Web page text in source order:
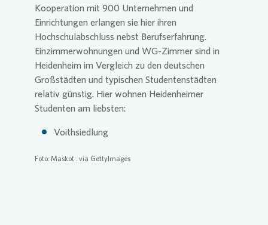
Kooperation mit 900 Unternehmen und
Einrichtungen erlangen sie hier ihren
Hochschulabschluss nebst Berufserfahrung.
Einzimmerwohnungen und WG-Zimmer sind in
Heidenheim im Vergleich zu den deutschen
Großstädten und typischen Studentenstädten
relativ günstig. Hier wohnen Heidenheimer
Studenten am liebsten:
Voithsiedlung
Foto: Maskot . via GettyImages